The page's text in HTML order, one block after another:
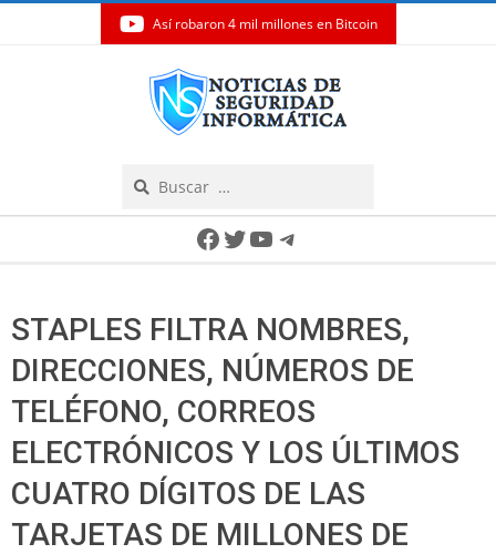
Así robaron 4 mil millones en Bitcoin
Facebook
Twitter
YouTube
Telegram
STAPLES FILTRA NOMBRES,
DIRECCIONES, NÚMEROS DE
TELÉFONO, CORREOS
ELECTRÓNICOS Y LOS ÚLTIMOS
CUATRO DÍGITOS DE LAS
TARJETAS DE MILLONES DE